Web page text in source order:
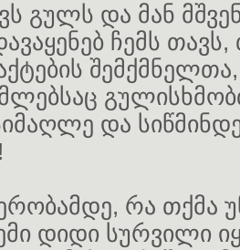
გულს და მან
ჩემს
შემქმნელთა,
და
რა თქმა
დიდი სურვილი